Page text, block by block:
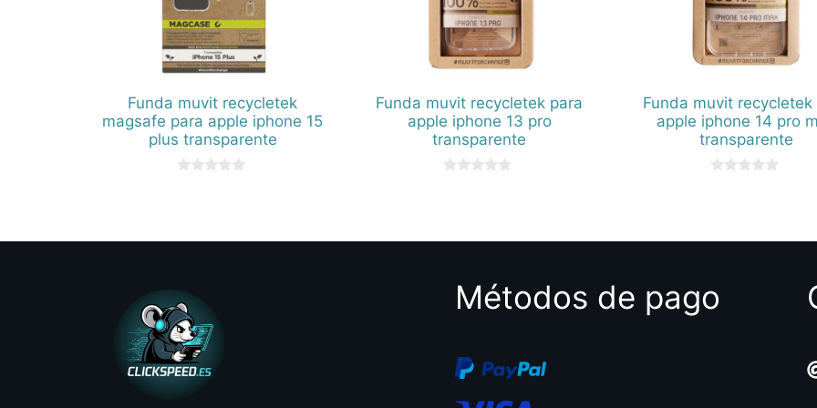
Funda muvit recycletek
magsafe para apple iphone 15
plus transparente
Funda muvit recycletek para
apple iphone 13 pro
transparente
Funda muvit recycletek
apple iphone 14 pro
transparente
Métodos de pago